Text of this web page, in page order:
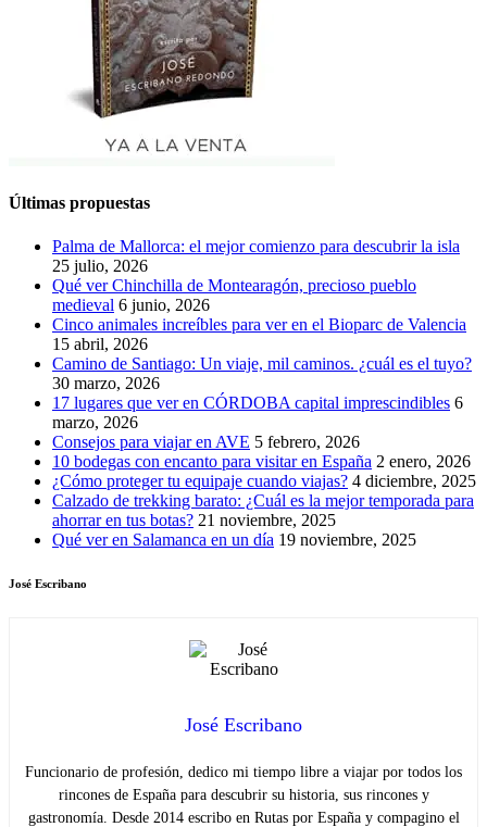
Últimas propuestas
Palma de Mallorca: el mejor comienzo para descubrir la isla
25 julio, 2026
Qué ver Chinchilla de Montearagón, precioso pueblo
medieval 6 junio, 2026
Cinco animales increíbles para ver en el Bioparc de Valencia
15 abril, 2026
Camino de Santiago: Un viaje, mil caminos. ¿cuál es el tuyo?
30 marzo, 2026
17 lugares que ver en CÓRDOBA capital imprescindibles 6
marzo, 2026
Consejos para viajar en AVE 5 febrero, 2026
10 bodegas con encanto para visitar en España 2 enero, 2026
¿Cómo proteger tu equipaje cuando viajas? 4 diciembre, 2025
Calzado de trekking barato: ¿Cuál es la mejor temporada para
ahorrar en tus botas? 21 noviembre, 2025
Qué ver en Salamanca en un día 19 noviembre, 2025
José Escribano
José Escribano
Funcionario de profesión, dedico mi tiempo libre a viajar por todos los
rincones de España para descubrir su historia, sus rincones y
gastronomía. Desde 2014 escribo en Rutas por España y compagino el